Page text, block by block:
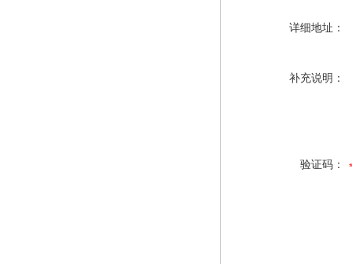
详细地址：
补充说明：
验证码：